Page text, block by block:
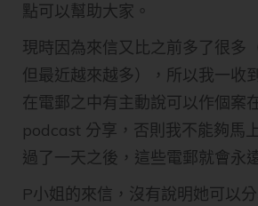
點可以幫助大家。
現時因為來信又比之前多了很多
但最近越來越多），所以我一收
在電郵之中有主動說可以作個案
podcast 分享，否則我不能夠馬
過了一天之後，這些電郵就會永
P小姐的來信，沒有說明她可以